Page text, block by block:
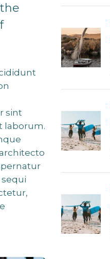
sint
laborum.